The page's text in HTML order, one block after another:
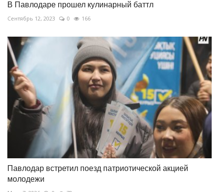
В Павлодаре прошел кулинарный баттл
Сентябрь 12, 2023 0 166
Павлодар встретил поезд патриотической акцией
молодежи